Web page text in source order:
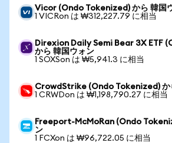
Vicor (Ondo Tokenized) から 韓国
1 VICRon は ₩312,227.79 に相当
Direxion Daily Semi Bear 3X ETF
から 韓国ウォン
1 SOXSon は ₩5,941.3 に相当
CrowdStrike (Ondo Tokenized) か
1 CRWDon は ₩1,198,790.27 に相当
Freeport-McMoRan (Ondo
ン
1 FCXon は ₩96,722.05 に相当